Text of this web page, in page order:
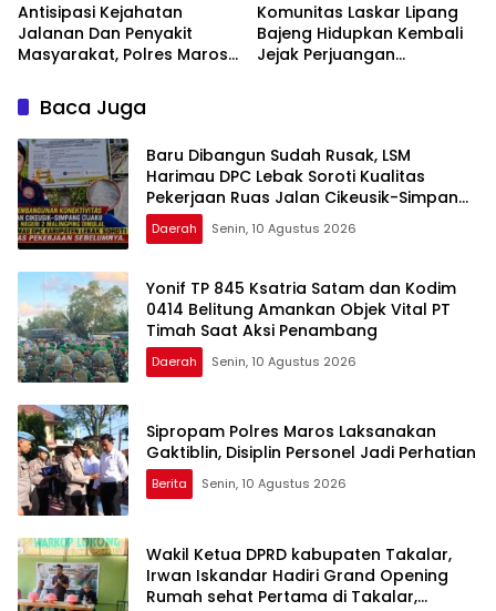
Antisipasi Kejahatan
Jalanan Dan Penyakit
Masyarakat, Polres Maros
Kondusif
Komunitas Laskar Lipang
Bajeng Hidupkan Kembali
Jejak Perjuangan
Baca Juga
Baru Dibangun Sudah Rusak, LSM
Harimau DPC Lebak Soroti Kualitas
Pekerjaan Ruas Jalan Cikeusik-Simpang
Cijaku
Daerah Senin, 10 Agustus 2026
Yonif TP 845 Ksatria Satam dan Kodim
0414 Belitung Amankan Objek Vital PT
Timah Saat Aksi Penambang
Daerah Senin, 10 Agustus 2026
Sipropam Polres Maros Laksanakan
Gaktiblin, Disiplin Personel Jadi Perhatian
Berita Senin, 10 Agustus 2026
Wakil Ketua DPRD kabupaten Takalar,
Irwan Iskandar Hadiri Grand Opening
Rumah sehat Pertama di Takalar,